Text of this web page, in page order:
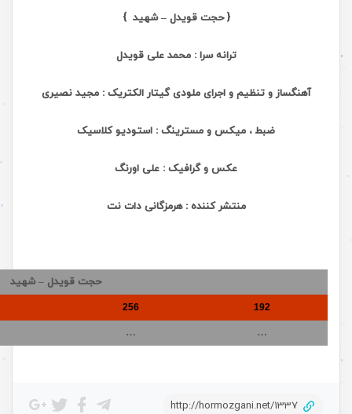
{ حجت قویدل – شهید }
ترانه سرا : محمد علی قویدل
آهنگساز و تنظیم و اجرای ملودی گیتار الکتریک : مجید نصیری
ضبط ، میکس و مسترینگ : استودیو کلاسیک
عکس و گرافیک : علی اورنگ
منتشر کننده : هرمزگانی دات نت
حجت قویدل – شهید
192
256
…
…
http://hormozgani.net/1337